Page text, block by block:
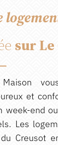
sur
et
week-end
Les
Creusot